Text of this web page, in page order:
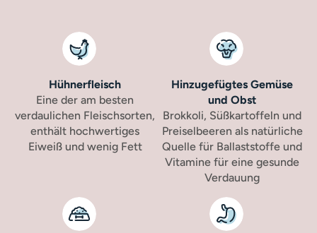
Hühnerfleisch
Eine der am besten
verdaulichen Fleischsorten,
enthält hochwertiges
Eiweiß und wenig Fett
Hinzugefügtes Gemüse
und Obst
Brokkoli, Süßkartoffeln und
Preiselbeeren als natürliche
Quelle für Ballaststoffe und
Vitamine für eine gesunde
Verdauung